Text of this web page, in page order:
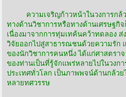
ความเจริญก้าวหน้าในวงการกล้ว
ทางด้านวิชาการหรือทางด้านเศรษฐ
เนื่องมาจากการทุ่มเทค้นคว้าทดลอง ส่
วิจัยออกไปสู่สาธารณชนด้วยความรัก
ของนักวิชาการคนหนึ่ง ได้แก่ศาสตรา
ของท่านเป็นที่รู้จักแพร่หลายไปในวงก
ประเทศทั่วโลก เป็นภาพพจน์ด้านกล้ว
หลายทศวรรษ